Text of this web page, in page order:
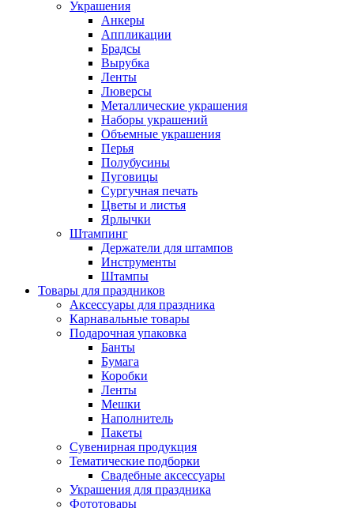
Украшения
Анкеры
Аппликации
Брадсы
Вырубка
Ленты
Люверсы
Металлические украшения
Наборы украшений
Объемные украшения
Перья
Полубусины
Пуговицы
Сургучная печать
Цветы и листья
Ярлычки
Штампинг
Держатели для штампов
Инструменты
Штампы
Товары для праздников
Аксессуары для праздника
Карнавальные товары
Подарочная упаковка
Банты
Бумага
Коробки
Ленты
Мешки
Наполнитель
Пакеты
Сувенирная продукция
Тематические подборки
Свадебные аксессуары
Украшения для праздника
Фототовары